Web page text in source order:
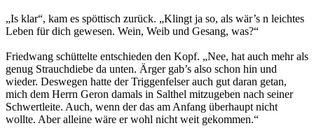
„Is klar“, kam es spöttisch zurück. „Klingt ja so, als wär’s n leichtes
Leben für dich gewesen. Wein, Weib und Gesang, was?“
Friedwang schüttelte entschieden den Kopf. „Nee, hat auch mehr als
genug Strauchdiebe da unten. Ärger gab’s also schon hin und
wieder. Deswegen hatte der Triggenfelser auch gut daran getan,
mich dem Herrn Geron damals in Salthel mitzugeben nach seiner
Schwertleite. Auch, wenn der das am Anfang überhaupt nicht
wollte. Aber alleine wäre er wohl nicht weit gekommen.“